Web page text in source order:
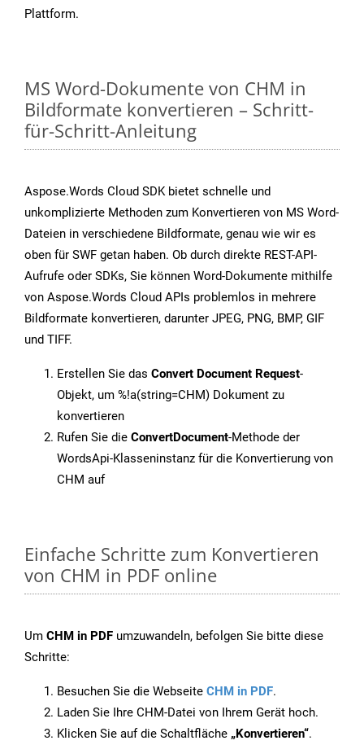
Plattform.
MS Word-Dokumente von CHM in
Bildformate konvertieren – Schritt-
für-Schritt-Anleitung
Aspose.Words Cloud SDK bietet schnelle und
unkomplizierte Methoden zum Konvertieren von MS Word-
Dateien in verschiedene Bildformate, genau wie wir es
oben für SWF getan haben. Ob durch direkte REST-API-
Aufrufe oder SDKs, Sie können Word-Dokumente mithilfe
von Aspose.Words Cloud APIs problemlos in mehrere
Bildformate konvertieren, darunter JPEG, PNG, BMP, GIF
und TIFF.
Erstellen Sie das Convert Document Request-
Objekt, um %!a(string=CHM) Dokument zu
konvertieren
Rufen Sie die ConvertDocument-Methode der
WordsApi-Klasseninstanz für die Konvertierung von
CHM auf
Einfache Schritte zum Konvertieren
von CHM in PDF online
Um CHM in PDF umzuwandeln, befolgen Sie bitte diese
Schritte:
Besuchen Sie die Webseite CHM in PDF.
Laden Sie Ihre CHM-Datei von Ihrem Gerät hoch.
Klicken Sie auf die Schaltfläche „Konvertieren“.